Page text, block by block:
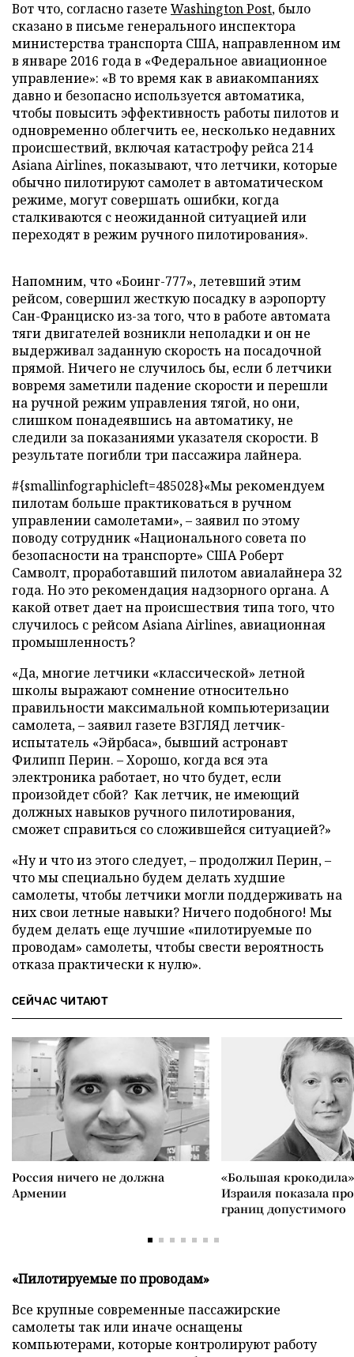
Вот что, согласно газете Washington Post, было
сказано в письме генерального инспектора
министерства транспорта США, направленном им
в январе 2016 года в «Федеральное авиационное
управление»: «В то время как в авиакомпаниях
давно и безопасно используется автоматика,
чтобы повысить эффективность работы пилотов и
одновременно облегчить ее, несколько недавних
происшествий, включая катастрофу рейса 214
Asiana Airlines, показывают, что летчики, которые
обычно пилотируют самолет в автоматическом
режиме, могут совершать ошибки, когда
сталкиваются с неожиданной ситуацией или
переходят в режим ручного пилотирования».
Напомним, что «Боинг-777», летевший этим
рейсом, совершил жесткую посадку в аэропорту
Сан-Франциско из-за того, что в работе автомата
тяги двигателей возникли неполадки и он не
выдерживал заданную скорость на посадочной
прямой. Ничего не случилось бы, если б летчики
вовремя заметили падение скорости и перешли
на ручной режим управления тягой, но они,
слишком понадеявшись на автоматику, не
следили за показаниями указателя скорости. В
результате погибли три пассажира лайнера.
#{smallinfographicleft=485028}«Мы рекомендуем
пилотам больше практиковаться в ручном
управлении самолетами», – заявил по этому
поводу сотрудник «Национального совета по
безопасности на транспорте» США Роберт
Самволт, проработавший пилотом авиалайнера 32
года. Но это рекомендация надзорного органа. А
какой ответ дает на происшествия типа того, что
случилось с рейсом Asiana Airlines, авиационная
промышленность?
«Да, многие летчики «классической» летной
школы выражают сомнение относительно
правильности максимальной компьютеризации
самолета, – заявил газете ВЗГЛЯД летчик-
испытатель «Эйрбаса», бывший астронавт
Филипп Перин. – Хорошо, когда вся эта
электроника работает, но что будет, если
произойдет сбой? Как летчик, не имеющий
должных навыков ручного пилотирования,
сможет справиться со сложившейся ситуацией?»
«Ну и что из этого следует, – продолжил Перин, –
что мы специально будем делать худшие
самолеты, чтобы летчики могли поддерживать на
них свои летные навыки? Ничего подобного! Мы
будем делать еще лучшие «пилотируемые по
проводам» самолеты, чтобы свести вероятность
отказа практически к нулю».
СЕЙЧАС ЧИТАЮТ
Россия ничего не должна
Армении
«Большая
Израиля показала
границ допустимого
«Пилотируемые по проводам»
Все крупные современные пассажирские
самолеты так или иначе оснащены
компьютерами, которые контролируют работу